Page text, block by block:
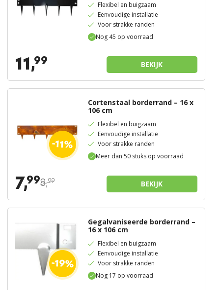
Nog 45 op voorraad
Flexibel en buigzaam
Eenvoudige installatie
Voor strakke randen
11,99 BEKIJK
-11%
Meer dan 50 stuks op voorraad
Cortenstaal borderrand – 16 x
106 cm
Flexibel en buigzaam
Eenvoudige installatie
Voor strakke randen
7,998,99 BEKIJK
-19%
Nog 17 op voorraad
Gegalvaniseerde borderrand –
16 x 106 cm
Flexibel en buigzaam
Eenvoudige installatie
Voor strakke randen